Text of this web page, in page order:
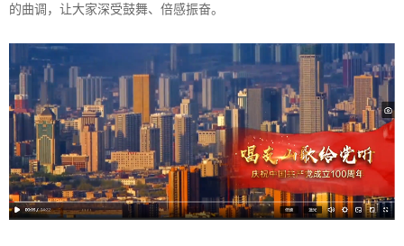
的曲调，让大家深受鼓舞、倍感振奋。